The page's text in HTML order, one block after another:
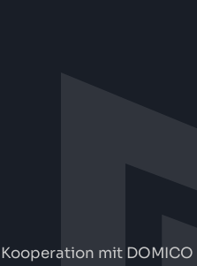
mit DOMICO